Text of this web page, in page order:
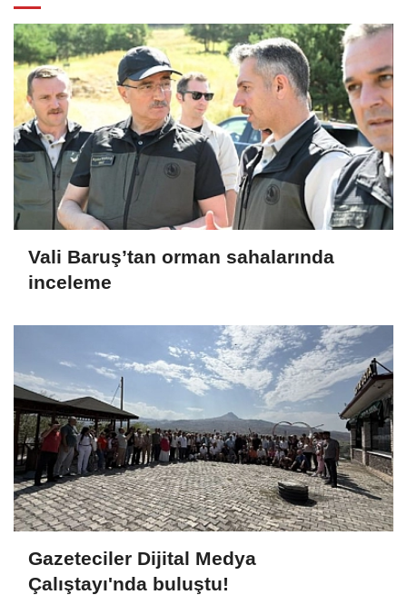
Vali Baruş’tan orman sahalarında
inceleme
Gazeteciler Dijital Medya
Çalıştayı'nda buluştu!